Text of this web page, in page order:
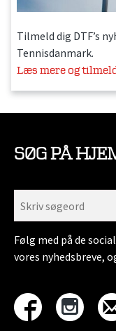
Tilmeld dig DTF’s
Tennisdanmark.
Læs mere og
SØG PÅ
Følg med på de
vores nyhedsbreve,